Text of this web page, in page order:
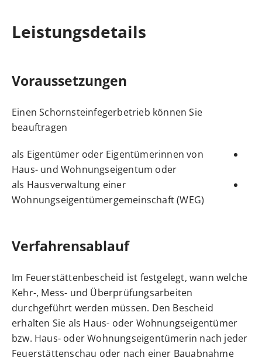
Leistungsdetails
Voraussetzungen
Einen Schornsteinfegerbetrieb können Sie
beauftragen
als Eigentümer oder Eigentümerinnen von
Haus- und Wohnungseigentum oder
als Hausverwaltung einer
Wohnungseigentümergemeinschaft (WEG)
Verfahrensablauf
Im Feuerstättenbescheid ist festgelegt, wann welche
Kehr-, Mess- und Überprüfungsarbeiten
durchgeführt werden müssen. Den Bescheid
erhalten Sie als Haus- oder Wohnungseigentümer
bzw. Haus- oder Wohnungseigentümerin nach jeder
Feuerstättenschau oder nach einer Bauabnahme